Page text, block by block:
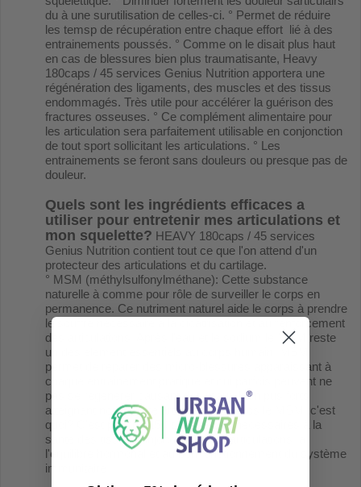
du à une surutilisation de celles-ci. ° Permet de réduire
les temsp de récupération entre chaque effort lié à des
entrainements poussés. ° Comme on le disait plus haut
en cas de blessures bien plus traumatisante, Heavy
180caps / 45 services Genius Nutrition apportera une
régénération des ligaments, des muscles et des tissus
endommagés. Très utile pour accélérer la guérison des
fractures osseuses. ° Ce complément alimentaire pour
les articulation sera parfaitement utilisable en conjonction
de tout sport sollicitant les articulations. ° Les
entrainements se feront sans douleurs ou presque pas de
douleur.
Quels sont les ingrédients efficaces a
utiliser pour entretenir mes articulations et
mon squelette? HEAVY 180caps / 45 services
Genius Nutrition contient tout ce que l'on attend d'un
protecteur des articulations et du cartilage.
° MSM (méthylsulfonylméthane): Cette substance
naturelle à comme pour rôle de surveiller le corps en
permanence. Ce nutriment naturel aide le corps à prendre
le souffre nécéssaire à la cicatrisation et au renforcement
des articulations. Après l'eau et le sodium le MSM reste
un des élément essentiels au corps humain. MSM
permet de réparer des micro-blessures apparaissant à
chaque entrainement pratiqué et qui parfois peuvent ne
pas se regénérer causant des maux bien pus forts
atteignant notre santé articulaire. En gros le MSM, c'est
quoi? C'est plus de 150 substances nécessaires à la
santé des tissus conjonctifs et des articulations, à
l'équilibre hormonal et au bon fonctionnement du système
immunitaire.